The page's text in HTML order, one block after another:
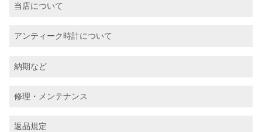
当店について
アンティーク時計について
納期など
修理・メンテナンス
返品規定